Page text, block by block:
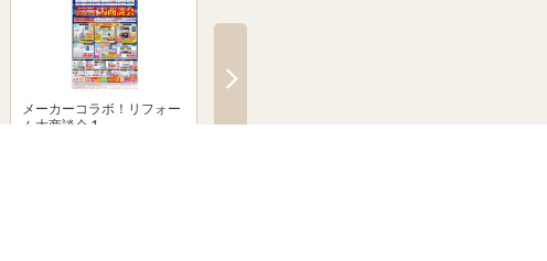
メーカーコラボ！リフォー
ム大商談会 1
ム大商談会 2